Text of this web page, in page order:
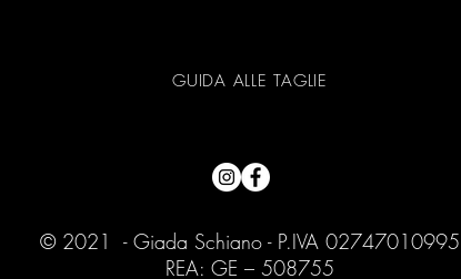
GUIDA ALLE TAGLIE
© 2021 - Giada Schiano - P.IVA 02747010995
REA: GE – 508755